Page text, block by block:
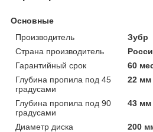
Основные
Производитель
Зубр
Страна производитель
Гарантийный срок
60
Глубина пропила под 45
градусами
22 мм
Глубина пропила под 90
градусами
43 мм
Диаметр диска
200